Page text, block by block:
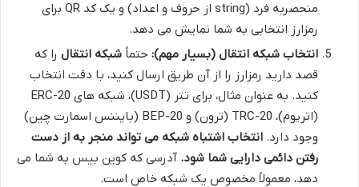
منحصربه فرد (string از حروف و اعداد) و یک کد QR برای
رمزارز انتخابی به شما نمایش می دهد.
انتخاب شبکه انتقال (بسیار مهم): حتماً شبکه انتقال را که
قصد دارید رمزارز را از آن طریق ارسال کنید، با دقت انتخاب
کنید. به عنوان مثال، برای تتر (USDT)، شبکه های ERC-20
(اتریوم)، TRC-20 (ترون) و BEP-20 (بایننس اسمارت چین)
وجود دارد. انتخاب اشتباه شبکه می تواند منجر به از دست
رفتن دائمی دارایی شما شود. آدرسی که کوین بیس به شما می
دهد، معمولاً مخصوص یک شبکه خاص است.